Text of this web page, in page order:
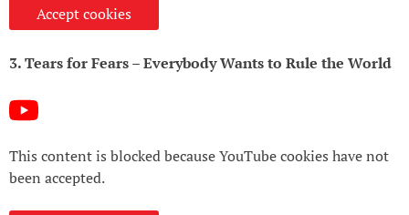
Accept cookies
3. Tears for Fears – Everybody Wants to Rule the World
This content is blocked because YouTube cookies have not
been accepted.